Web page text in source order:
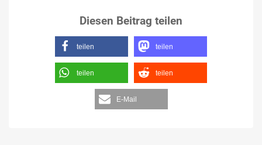
Diesen Beitrag teilen
teilen teilen
teilen teilen
E-Mail